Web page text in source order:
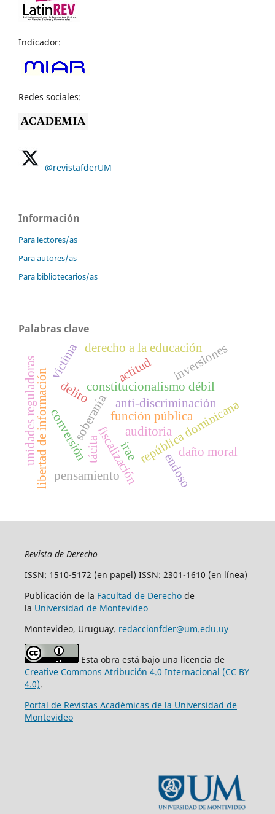
Indicador:
Redes sociales:
@revistafderUM
Información
Para lectores/as
Para autores/as
Para bibliotecarios/as
Palabras clave
constitucionalismo débil
república dominicana
fiscalizaciónauditoria
soberanía
pensamiento
actitud
libertad de información delito
daño moral
función pública
unidades reguladoras inversiones
derecho a la educación
irae
conversióntácita
anti-discriminación
endoso
victima
Revista de Derecho
ISSN: 1510-5172 (en papel) ISSN: 2301-1610 (en línea)
Publicación de la Facultad de Derechode
la Universidad de Montevideo
Montevideo, Uruguay. redaccionfder@um.edu.uy
Esta obra está bajo una licencia de
Creative Commons Atribución 4.0 Internacional (CC BY
4.0).
Portal de Revistas Académicas de la Universidad de
Montevideo